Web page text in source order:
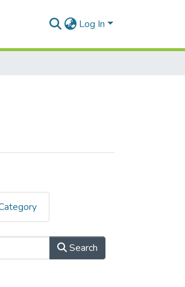
Log In
Search